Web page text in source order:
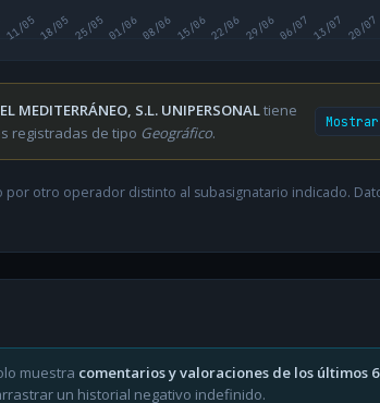
11/0518/05 25/0501/0608/06 15/0622/06 29/0606/07 13/07 20/07
MEDITERRÁNEO, S.L. UNIPERSONALtiene
registradas de tipo Geográfico.
otro operador distinto al subasignatario indicado.
muestra comentarios y valoraciones de los últimos
un historial negativo indefinido.